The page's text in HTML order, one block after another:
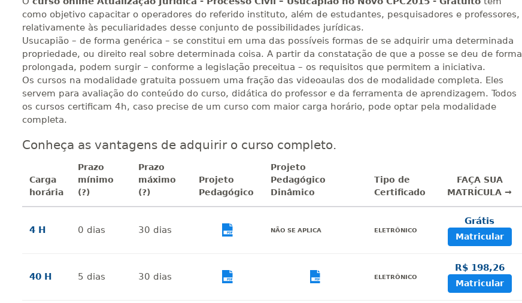
como objetivo capacitar o operadores do referido instituto, além de estudantes, pesquisadores e professores,
relativamente às peculiaridades desse conjunto de possibilidades jurídicas.
Usucapião – de forma genérica – se constitui em uma das possíveis formas de se adquirir uma determinada
propriedade, ou direito real sobre determinada coisa. A partir da constatação de que a posse se deu de forma
prolongada, podem surgir – conforme a legislação preceitua – os requisitos que permitem a iniciativa.
Os cursos na modalidade gratuita possuem uma fração das videoaulas dos de modalidade completa. Eles
servem para avaliação do conteúdo do curso, didática do professor e da ferramenta de aprendizagem. Todos
os cursos certificam 4h, caso precise de um curso com maior carga horário, pode optar pela modalidade
completa.
Conheça as vantagens de adquirir o curso completo.
Carga
horária
Prazo
mínimo
(?)
Prazo
máximo
(?)
Projeto
Pedagógico
Projeto
Pedagógico
Dinâmico
Tipo de
Certificado
FAÇA SUA
MATRÍCULA →
4 H 0 dias 30 dias Visualizar
NÃO SE APLICA ELETRÔNICO
Grátis
Matricular
40 H 5 dias 30 dias Visualizar
ELETRÔNICO
R$ 198,26
Matricular